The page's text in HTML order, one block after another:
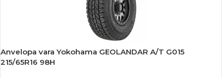
-16%
Anvelopa vara Yokohama GEOLANDAR A/T G015
215/65R16 98H